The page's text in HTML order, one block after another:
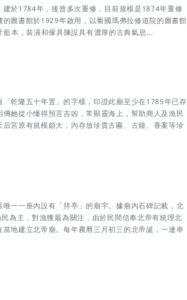
於1784年，後曾多次重修，目前規模是1874年重修
圖書館於1929年啟用，以葡國瑪弗拉修道院的圖書館
本，裝潢和傢具陳設具有濃厚的古典氣息...
乾隆五十年置」的字樣，印證此廟至少在1785年已存
她從小懂得預言吉凶，常顯靈海上，幫助商人及漁民
宮原有規模頗大，內存放珍貴古匾、古鐘、香案等珍
一一座內設有「拜亭」的廟宇。據廟內石碑記載，北
為主，對漁獲最為關注，由於民間信奉北帝有統理北
地建立北帝廟。每年農曆三月初三的北帝誕，一連串